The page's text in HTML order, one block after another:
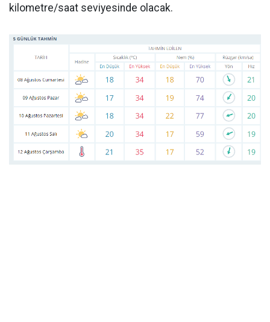
kilometre/saat seviyesinde olacak.